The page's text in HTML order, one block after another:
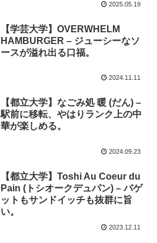
2025.05.19
【学芸大学】OVERWHELM
HAMBURGER – ジューシーなソ
ースが溢れ出る口福。
2024.11.11
【都立大学】なごみ処 暖 (だん) –
駅前に移転、やはりランク上の中
華が楽しめる。
2024.09.23
【都立大学】Toshi Au Coeur du
Pain (トシオークデュパン) – バゲ
ットもサンドイッチも抜群に旨
い。
2023.12.11